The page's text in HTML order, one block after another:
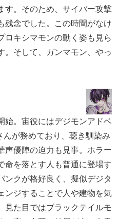
す。そのため、サイバー攻撃
残念でした。この時間がなけ
ロキシマモンの動く姿も見ら
。そして、ガンマモン、やっ
始。宙役にはデジモンアドベ
んが務めており、聴き馴染み
声優陣の迫力も見事。ホラー
命を落とす人も普通に登場す
ンクが格好良く、擬似デジタ
ンジすることで人や建物を気
見た目ではブラックテイルモ